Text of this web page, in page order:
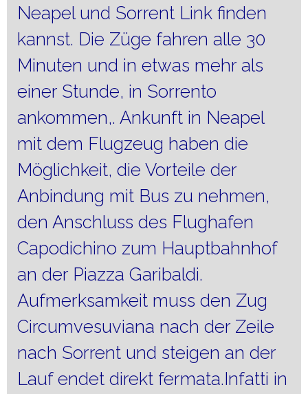
Neapel und Sorrent Link finden
kannst. Die Züge fahren alle 30
Minuten und in etwas mehr als
einer Stunde, in Sorrento
ankommen,. Ankunft in Neapel
mit dem Flugzeug haben die
Möglichkeit, die Vorteile der
Anbindung mit Bus zu nehmen,
den Anschluss des Flughafen
Capodichino zum Hauptbahnhof
an der Piazza Garibaldi.
Aufmerksamkeit muss den Zug
Circumvesuviana nach der Zeile
nach Sorrent und steigen an der
Lauf endet direkt fermata.Infatti in